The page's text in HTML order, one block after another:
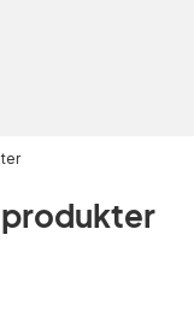
produkter